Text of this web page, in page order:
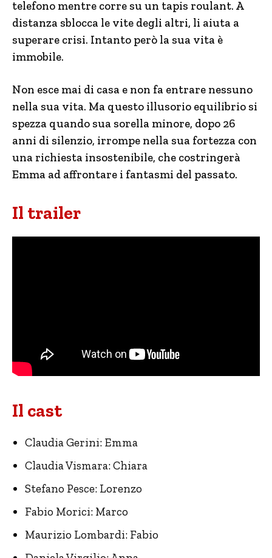
telefono mentre corre su un tapis roulant. A
distanza sblocca le vite degli altri, li aiuta a
superare crisi. Intanto però la sua vita è
immobile.
Non esce mai di casa e non fa entrare nessuno
nella sua vita. Ma questo illusorio equilibrio si
spezza quando sua sorella minore, dopo 26
anni di silenzio, irrompe nella sua fortezza con
una richiesta insostenibile, che costringerà
Emma ad affrontare i fantasmi del passato.
Il trailer
Il cast
Claudia Gerini: Emma
Claudia Vismara: Chiara
Stefano Pesce: Lorenzo
Fabio Morici: Marco
Maurizio Lombardi: Fabio